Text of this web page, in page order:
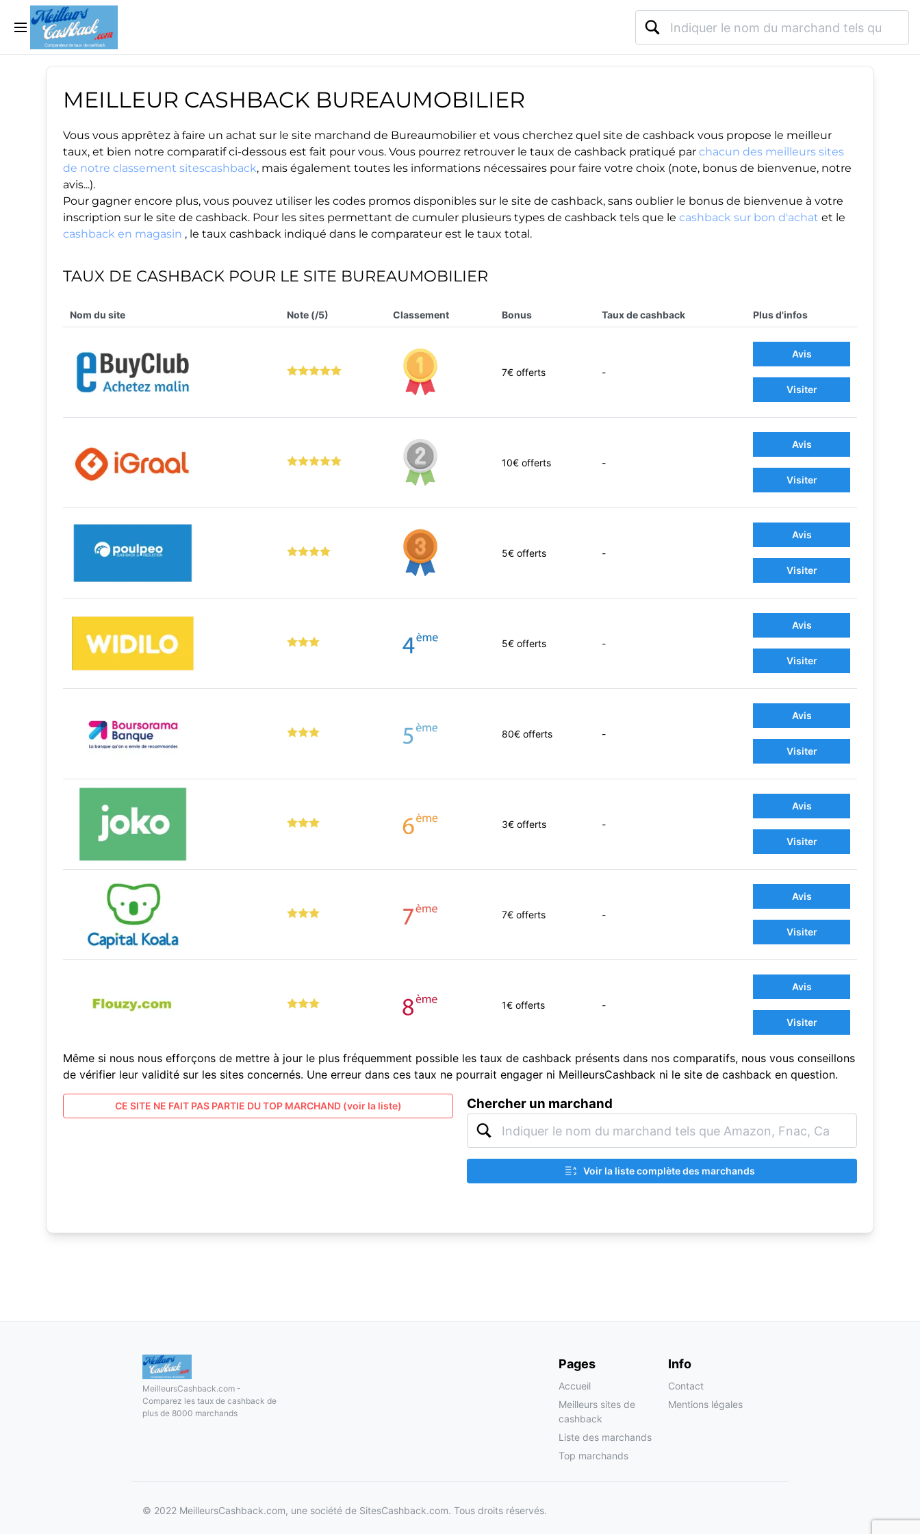
MEILLEUR CASHBACK BUREAUMOBILIER
Vous vous apprêtez à faire un achat sur le site marchand de Bureaumobilier et vous cherchez quel site de cashback vous propose le meilleur
taux, et bien notre comparatif ci-dessous est fait pour vous. Vous pourrez retrouver le taux de cashback pratiqué par chacun des meilleurs sites
de notre classement sitescashback, mais également toutes les informations nécessaires pour faire votre choix (note, bonus de bienvenue, notre
avis...).
Pour gagner encore plus, vous pouvez utiliser les codes promos disponibles sur le site de cashback, sans oublier le bonus de bienvenue à votre
inscription sur le site de cashback. Pour les sites permettant de cumuler plusieurs types de cashback tels que le cashback sur bon d'achat et le
cashback en magasin , le taux cashback indiqué dans le comparateur est le taux total.
TAUX DE CASHBACK POUR LE SITE BUREAUMOBILIER
Nom du site Note (/5) Classement Bonus Taux de cashback Plus d'infos
7€ offerts -
Avis
Visiter
10€ offerts -
Avis
Visiter
5€ offerts -
Avis
Visiter
5€ offerts -
Avis
Visiter
80€ offerts -
Avis
Visiter
3€ offerts -
Avis
Visiter
7€ offerts -
Avis
Visiter
1€ offerts -
Avis
Visiter
Même si nous nous efforçons de mettre à jour le plus fréquemment possible les taux de cashback présents dans nos comparatifs, nous vous conseillons
de vérifier leur validité sur les sites concernés. Une erreur dans ces taux ne pourrait engager ni MeilleursCashback ni le site de cashback en question.
CE SITE NE FAIT PAS PARTIE DU TOP MARCHAND (voir la liste) Chercher un marchand
A
Z
Voir la liste complète des marchands
MeilleursCashback.com -
Comparez les taux de cashback de
plus de 8000 marchands
Pages
Accueil
Meilleurs sites de
cashback
Liste des marchands
Top marchands
Info
Contact
Mentions légales
© 2022 MeilleursCashback.com, une société de SitesCashback.com. Tous droits réservés.